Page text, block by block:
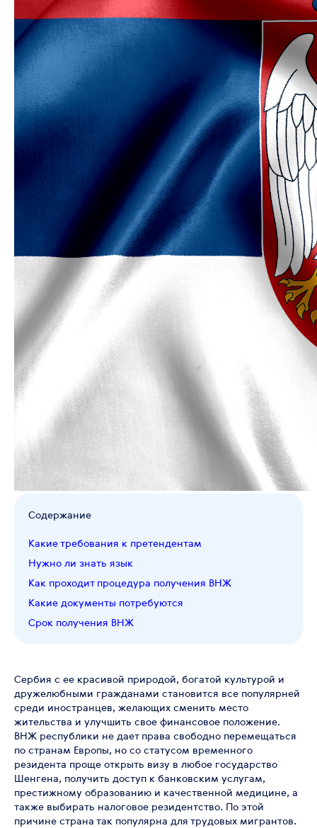
Содержание
Какие требования к претендентам
Нужно ли знать язык
Как проходит процедура получения ВНЖ
Какие документы потребуются
Срок получения ВНЖ
Сербия с ее красивой природой, богатой культурой и
дружелюбными гражданами становится все популярней
среди иностранцев, желающих сменить место
жительства и улучшить свое финансовое положение.
ВНЖ республики не дает права свободно перемещаться
по странам Европы, но со статусом временного
резидента проще открыть визу в любое государство
Шенгена, получить доступ к банковским услугам,
престижному образованию и качественной медицине, а
также выбирать налоговое резидентство. По этой
причине страна так популярна для трудовых мигрантов.